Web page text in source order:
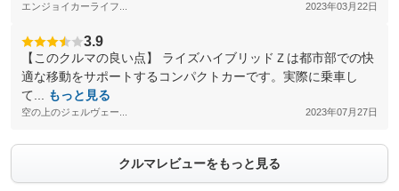
エンジョイカーライフ... 2023年03月22日
3.9
【このクルマの良い点】 ライズハイブリッドＺは都市部での快
適な移動をサポートするコンパクトカーです。実際に乗車し
て...
もっと見る
空の上のジェルヴェー... 2023年07月27日
クルマレビューをもっと見る